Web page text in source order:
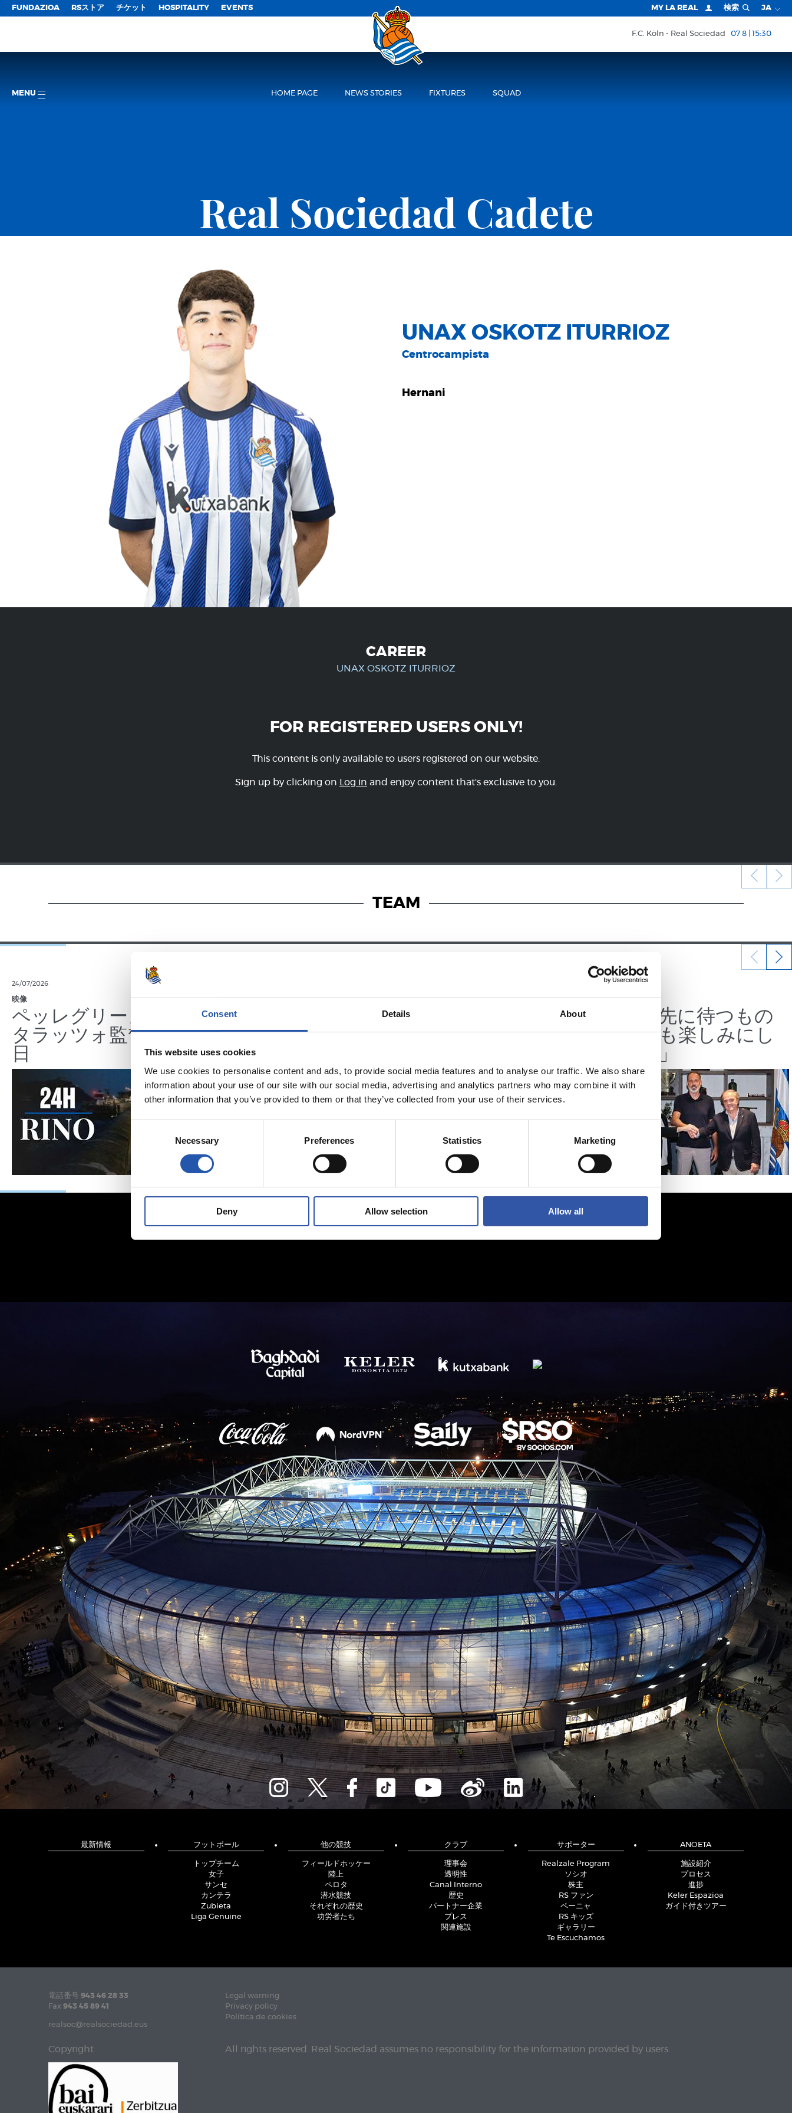
Consent Details About
This website uses cookies
We use cookies to personalise content and ads, to provide social media features and to analyse our traffic. We also share
information about your use of our site with our social media, advertising and analytics partners who may combine it with
other information that you’ve provided to them or that they’ve collected from your use of their services.
Necessary Preferences Statistics Marketing
Deny Allow selection Allow all
FUNDAZIOA RSストア チケット HOSPITALITY EVENTS MY LA REAL 検索 JA
F.C. Köln Real Sociedad 07 8 | 15:30
MENU HOME PAGE NEWS STORIES FIXTURES SQUAD
Real Sociedad Cadete
UNAX OSKOTZ ITURRIOZ
Centrocampista
Hernani
CAREER
UNAX OSKOTZ ITURRIOZ
FOR REGISTERED USERS ONLY!
This content is only available to users registered on our website.
Sign up by clicking on Log in and enjoy content that's exclusive to you.
TEAM
24/07/2026
映像
ペッレグリーノ・マ
タラッツォ監督の一
日
公式発表
ジョン・マルティ
ン、2032年まで契約
延長
オンラインストア
新たな戦闘服、そこ
に宿るエネルギー
07/07/2026
公式発表
「この先に待つもの
をとても楽しみにし
ている」
最新情報 フットボール
トップチーム
女子
サンセ
カンテラ
Zubieta
Liga Genuine
他の競技
フィールドホッケー
陸上
ペロタ
潜水競技
それぞれの歴史
功労者たち
クラブ
理事会
透明性
Canal Interno
歴史
パートナー企業
プレス
関連施設
サポーター
Realzale Program
ソシオ
株主
RS ファン
ペーニャ
RS キッズ
ギャラリー
Te Escuchamos
ANOETA
施設紹介
プロセス
進捗
Keler Espazioa
ガイド付きツアー
電話番号 943 46 28 33
Fax 943 45 89 41
realsoc@realsociedad.eus
Legal warning
Privacy policy
Política de cookies
Copyright All rights reserved. Real Sociedad assumes no responsibility for the information provided by users.